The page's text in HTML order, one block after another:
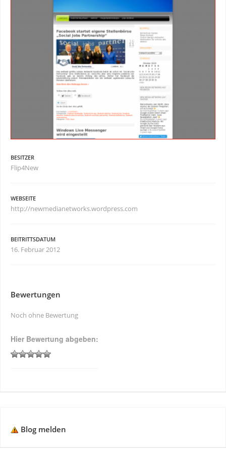
BESITZER
Flip4New
WEBSEITE
http://newmedianetworks.wordpress.com
BEITRITTSDATUM
16. Februar 2012
Bewertungen
Noch ohne Bewertung
Hier Bewertung abgeben:
Blog melden